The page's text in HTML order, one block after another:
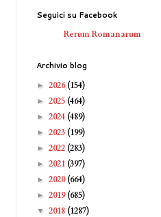
Seguici su Facebook
Rerum Romanarum
Archivio blog
► 2026(154)
► 2025 (464)
► 2024 (489)
► 2023 (199)
► 2022 (283)
► 2021 (397)
► 2020(664)
► 2019(685)
▼ 2018 (1287)